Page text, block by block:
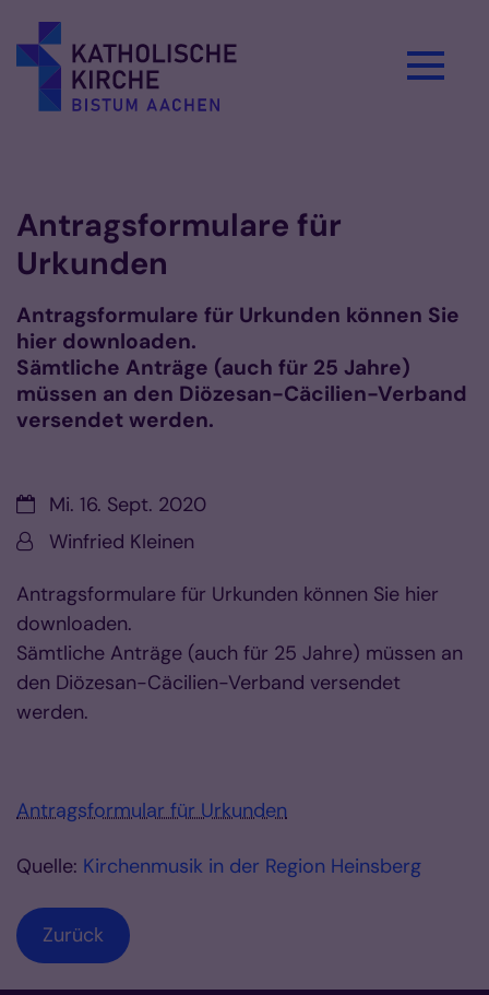
Antragsformulare für
Urkunden
Antragsformulare für Urkunden können Sie
hier downloaden.
Sämtliche Anträge (auch für 25 Jahre)
müssen an den Diözesan-Cäcilien-Verband
versendet werden.
Datum:Mi. 16. Sept. 2020
Von:Winfried Kleinen
Antragsformulare für Urkunden können Sie hier
downloaden.
Sämtliche Anträge (auch für 25 Jahre) müssen an
den Diözesan-Cäcilien-Verband versendet
werden.
Antragsformular für Urkunden
Quelle: Kirchenmusik in der Region Heinsberg
Zurück